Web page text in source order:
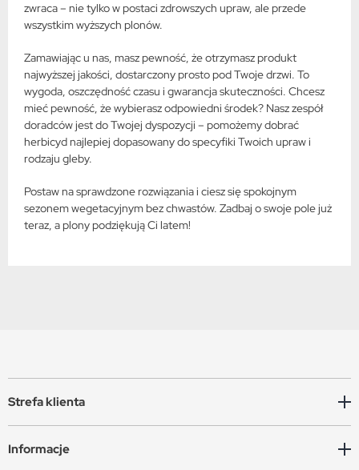
zwraca – nie tylko w postaci zdrowszych upraw, ale przede
wszystkim wyższych plonów.
Zamawiając u nas, masz pewność, że otrzymasz produkt
najwyższej jakości, dostarczony prosto pod Twoje drzwi. To
wygoda, oszczędność czasu i gwarancja skuteczności. Chcesz
mieć pewność, że wybierasz odpowiedni środek? Nasz zespół
doradców jest do Twojej dyspozycji – pomożemy dobrać
herbicyd najlepiej dopasowany do specyfiki Twoich upraw i
rodzaju gleby.
Postaw na sprawdzone rozwiązania i ciesz się spokojnym
sezonem wegetacyjnym bez chwastów. Zadbaj o swoje pole już
teraz, a plony podziękują Ci latem!
Strefa klienta
Informacje